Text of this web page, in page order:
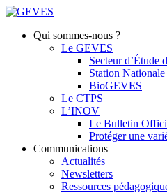
Qui sommes-nous ?
Le GEVES
Secteur d’Étude
Station Nationale
BioGEVES
Le CTPS
L’INOV
Le Bulletin
Protéger une
Communications
Actualités
Newsletters
Ressources